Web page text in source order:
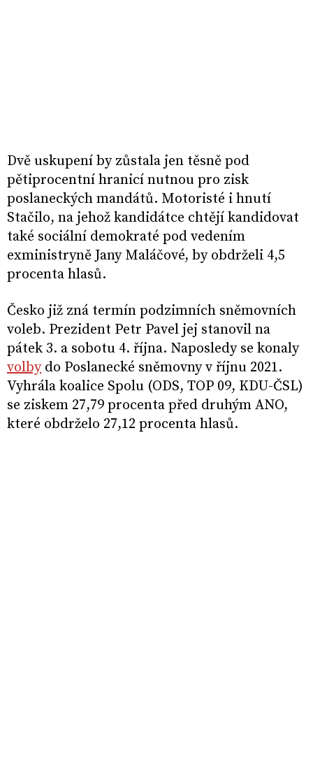
Dvě uskupení by zůstala jen těsně pod
pětiprocentní hranicí nutnou pro zisk
poslaneckých mandátů. Motoristé i hnutí
Stačilo, na jehož kandidátce chtějí kandidovat
také sociální demokraté pod vedením
exministryně Jany Maláčové, by obdrželi 4,5
procenta hlasů.
Česko již zná termín podzimních sněmovních
voleb. Prezident Petr Pavel jej stanovil na
pátek 3. a sobotu 4. října. Naposledy se konaly
volbydo Poslanecké sněmovny v říjnu 2021.
Vyhrála koalice Spolu (ODS, TOP 09, KDU-ČSL)
se ziskem 27,79 procenta před druhým ANO,
které obdrželo 27,12 procenta hlasů.